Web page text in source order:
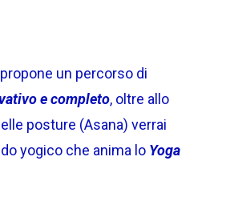
un percorso di
e completo, oltre allo
posture (Asana) verrai
yogico che anima lo Yoga